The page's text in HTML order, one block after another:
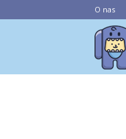
O nas